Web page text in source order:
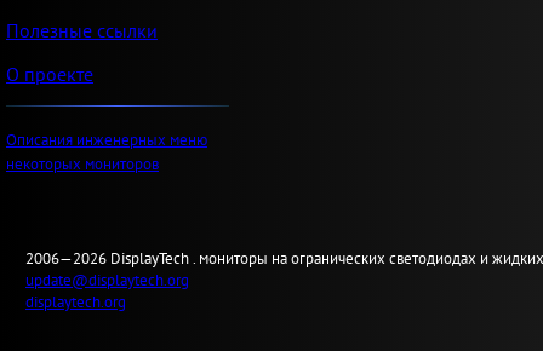
Полезные ссылки
О проекте
Описания инженерных меню
некоторых мониторов
2006—2026 DisplayTech . мониторы на огранических светодиодах и
update@displaytech.org
displaytech.org